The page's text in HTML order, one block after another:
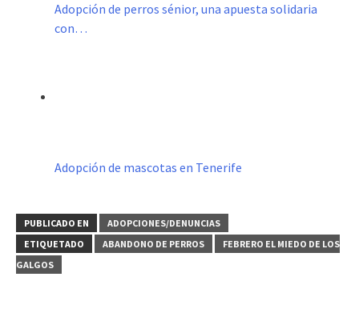
Adopción de perros sénior, una apuesta solidaria
con…
Adopción de mascotas en Tenerife
PUBLICADO EN
ADOPCIONES/DENUNCIAS
ETIQUETADO
ABANDONO DE PERROS
FEBRERO EL MIEDO DE LOS
GALGOS